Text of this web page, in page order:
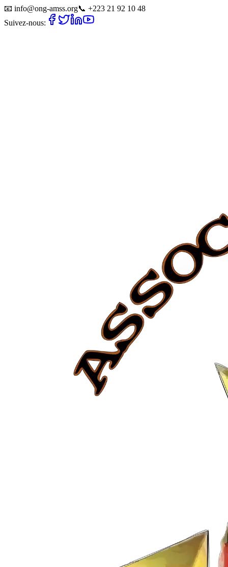
📧 info@ong-amss.org📞 +223 21 92 10 48
Suivez-nous: